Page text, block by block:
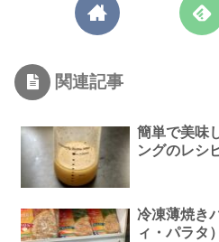
関連記事
簡単で美味
ングのレシ
冷凍薄焼き
ィ・パラタ